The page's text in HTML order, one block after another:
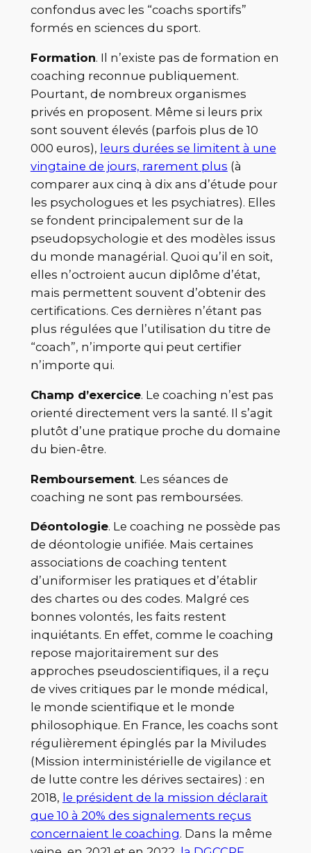
confondus avec les “coachs sportifs”
formés en sciences du sport.
Formation. Il n’existe pas de formation en
coaching reconnue publiquement.
Pourtant, de nombreux organismes
privés en proposent. Même si leurs prix
sont souvent élevés (parfois plus de 10
000 euros), leurs durées se limitent à une
vingtaine de jours, rarement plus (à
comparer aux cinq à dix ans d’étude pour
les psychologues et les psychiatres). Elles
se fondent principalement sur de la
pseudopsychologie et des modèles issus
du monde managérial. Quoi qu’il en soit,
elles n’octroient aucun diplôme d’état,
mais permettent souvent d’obtenir des
certifications. Ces dernières n’étant pas
plus régulées que l’utilisation du titre de
“coach”, n’importe qui peut certifier
n’importe qui.
Champ d’exercice. Le coaching n’est pas
orienté directement vers la santé. Il s’agit
plutôt d’une pratique proche du domaine
du bien-être.
Remboursement. Les séances de
coaching ne sont pas remboursées.
Déontologie. Le coaching ne possède pas
de déontologie unifiée. Mais certaines
associations de coaching tentent
d’uniformiser les pratiques et d’établir
des chartes ou des codes. Malgré ces
bonnes volontés, les faits restent
inquiétants. En effet, comme le coaching
repose majoritairement sur des
approches pseudoscientifiques, il a reçu
de vives critiques par le monde médical,
le monde scientifique et le monde
philosophique. En France, les coachs sont
régulièrement épinglés par la Miviludes
(Mission interministérielle de vigilance et
de lutte contre les dérives sectaires) : en
2018, le président de la mission déclarait
que 10 à 20% des signalements reçus
concernaient le coaching. Dans la même